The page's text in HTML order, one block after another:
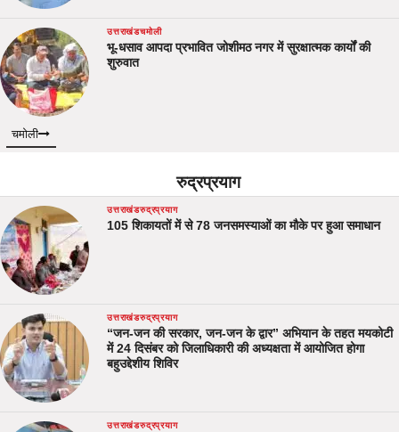
उत्तराखंडचमोली
भू-धसाव आपदा प्रभावित जोशीमठ नगर में सुरक्षात्मक कार्यों की
शुरुवात
चमोली
रुद्रप्रयाग
उत्तराखंडरुद्रप्रयाग
105 शिकायतों में से 78 जनसमस्याओं का मौके पर हुआ समाधान
उत्तराखंडरुद्रप्रयाग
“जन-जन की सरकार, जन-जन के द्वार” अभियान के तहत मयकोटी
में 24 दिसंबर को जिलाधिकारी की अध्यक्षता में आयोजित होगा
बहुउद्देशीय शिविर
उत्तराखंडरुद्रप्रयाग